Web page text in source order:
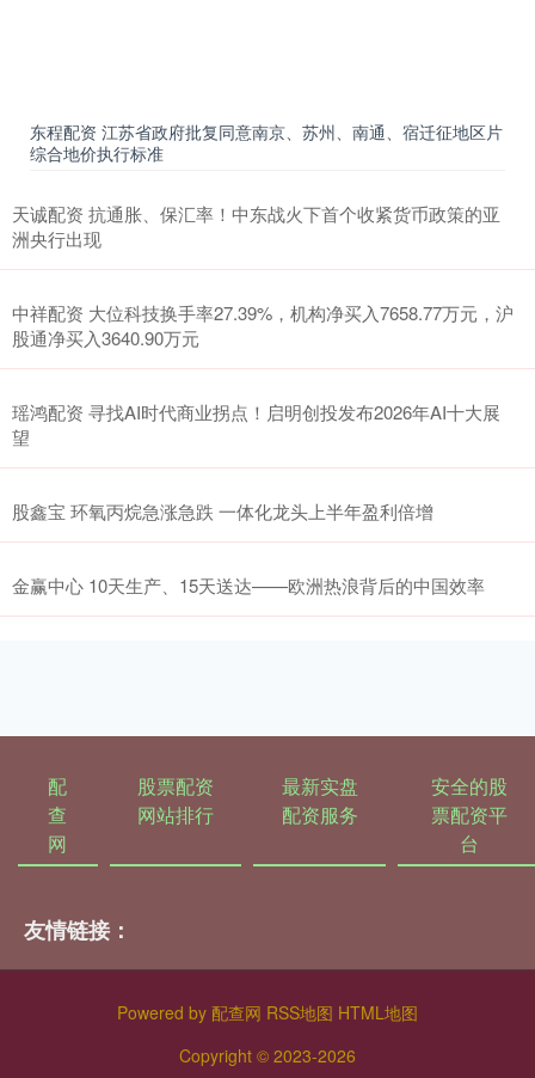
东程配资 江苏省政府批复同意南京、苏州、南通、宿迁征地区片
综合地价执行标准
天诚配资 抗通胀、保汇率！中东战火下首个收紧货币政策的亚
洲央行出现
中祥配资 大位科技换手率27.39%，机构净买入7658.77万元，沪
股通净买入3640.90万元
瑶鸿配资 寻找AI时代商业拐点！启明创投发布2026年AI十大展
望
股鑫宝 环氧丙烷急涨急跌 一体化龙头上半年盈利倍增
金赢中心 10天生产、15天送达——欧洲热浪背后的中国效率
配
查
网
股票配资
网站排行
最新实盘
配资服务
安全的股
票配资平
台
友情链接：
Powered by 配查网 RSS地图 HTML地图
Copyright © 2023-2026